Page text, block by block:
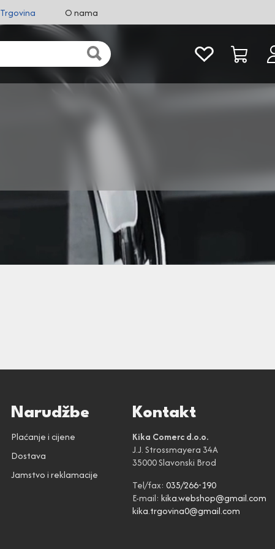
Trgovina O nama
Narudžbe
Plaćanje i cijene
Dostava
Jamstvo i reklamacije
Kontakt
Kika Comerc d.o.o.
J.J. Strossmayera 34A
35000 Slavonski Brod
Tel/fax: 035/266-190
E-mail: kika.webshop@gmail.com
kika.trgovina0@gmail.com